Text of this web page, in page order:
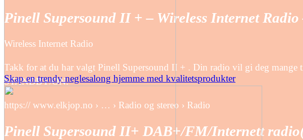
Skap en trendy neglesalong hjemme med kvalitetsprodukter
Pinell Supersound II + – Wireless Internet
Wireless Internet Radio
Takk for at du har valgt Pinell Supersound II + . Din radio vil gi deg
STANDBY/ON.
https:// www.elkjop.no › … › Radio og stereo › Radio
Pinell Supersound II+ DAB+/FM/Internett